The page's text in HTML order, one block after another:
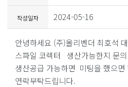
작성일자 2024-05-16
안녕하세요 (주)올리벤더 최호석
스파일 코렉터 생산가능한지 문
생산공급 가능하면 미팅을 했으면
연락부탁드립니다.